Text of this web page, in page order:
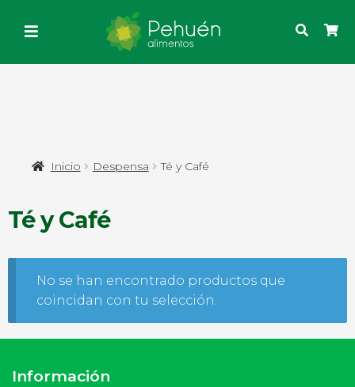
Inicio Despensa Té y Café
Té y Café
No se han encontrado productos que
coincidan con tu selección.
Información